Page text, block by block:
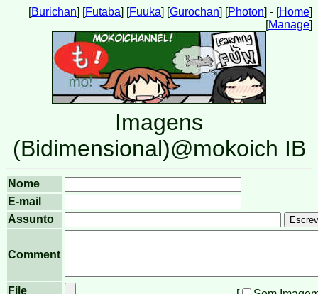
[Burichan] [Futaba] [Fuuka] [Gurochan] [Photon] - [Home]
[Manage]
Imagens
(Bidimensional)@mokoich IB
Nome
E-mail
Assunto
Comment
File